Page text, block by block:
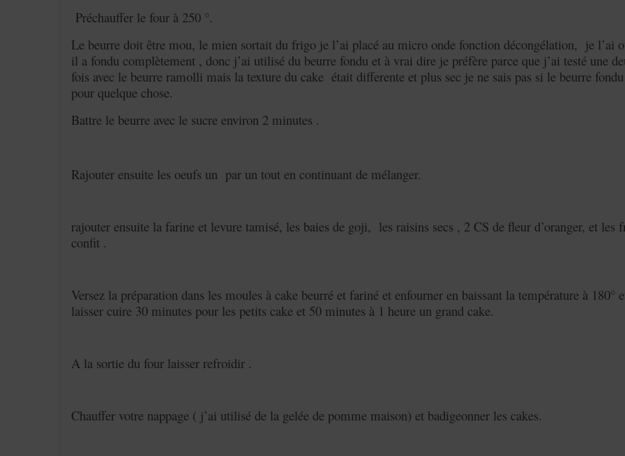
Préchauffer le four à 250 °.
Le beurre doit être mou, le mien sortait du frigo je l’ai placé au micro onde fonction décongélation, je l’ai
il a fondu complètement , donc j’ai utilisé du beurre fondu et à vrai dire je préfère parce que j’ai testé une
fois avec le beurre ramolli mais la texture du cake était differente et plus sec je ne sais pas si le beurre
pour quelque chose.
Battre le beurre avec le sucre environ 2 minutes .
Rajouter ensuite les oeufs un par un tout en continuant de mélanger.
rajouter ensuite la farine et levure tamisé, les baies de goji, les raisins secs , 2 CS de fleur d’oranger, et les
confit .
Versez la préparation dans les moules à cake beurré et fariné et enfourner en baissant la température à 180°
laisser cuire 30 minutes pour les petits cake et 50 minutes à 1 heure un grand cake.
A la sortie du four laisser refroidir .
Chauffer votre nappage ( j’ai utilisé de la gelée de pomme maison) et badigeonner les cakes.